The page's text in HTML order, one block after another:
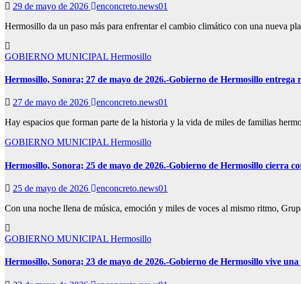
29 de mayo de 2026
enconcreto.news01
Hermosillo da un paso más para enfrentar el cambio climático con una nueva
GOBIERNO MUNICIPAL Hermosillo
Hermosillo, Sonora; 27 de mayo de 2026.-Gobierno de Hermosillo
27 de mayo de 2026
enconcreto.news01
Hay espacios que forman parte de la historia y la vida de miles de familias
GOBIERNO MUNICIPAL Hermosillo
Hermosillo, Sonora; 25 de mayo de 2026.-Gobierno de Hermosillo cierra
25 de mayo de 2026
enconcreto.news01
Con una noche llena de música, emoción y miles de voces al mismo ritmo,
GOBIERNO MUNICIPAL Hermosillo
Hermosillo, Sonora; 23 de mayo de 2026.-Gobierno de Hermosillo vive